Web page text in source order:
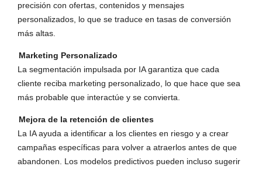
precisión con ofertas, contenidos y mensajes
personalizados, lo que se traduce en tasas de conversión
más altas.
Marketing Personalizado
La segmentación impulsada por IA garantiza que cada
cliente reciba marketing personalizado, lo que hace que sea
más probable que interactúe y se convierta.
Mejora de la retención de clientes
La IA ayuda a identificar a los clientes en riesgo y a crear
campañas específicas para volver a atraerlos antes de que
abandonen. Los modelos predictivos pueden incluso sugerir